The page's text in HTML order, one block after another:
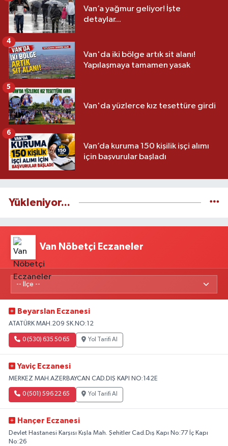
Van’a yağmur geliyor! İşte
detaylar...
Van'da iki bölge artık sit alanı!
Yapılaşmaya tamamen yasak
4
Van'da yüzlerce kız tesettüre girdi
5
Van’da kuruma 150 kişilik işçi alımı
için başvurular başladı
6
Yükleniyor...
Van Nöbetçi Eczaneler
Beyarslan Eczanesi
ATATÜRK MAH.209 SK.NO:12
0 (530) 635 50 65 Yol Tarifi Al
Yaviç Eczanesi
MERKEZ MAH.AZERBAYCAN CAD.DIŞ KAPI NO:142E
0 (501) 596 22 65 Yol Tarifi Al
Hançer Eczanesi
Devlet Hastanesi Karşısı Kışla Mah. Şehitler Cad.Dış Kapı No:77 İç Kapı
No:26